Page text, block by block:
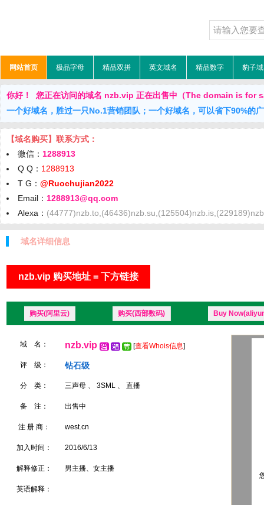
网站首页 极品字母 精品双拼 英文域名 精品数字 豹子
你好！ 您正在访问的域名 nzb.vip 正在出售中（The domain is for
一个好域名，胜过一只No.1营销团队；一个好域名，可以省下90%的
【域名购买】联系方式：
微信： 1288913
Q Q： 1288913
T G： @Ruochujian2022
Email： 1288913@qq.com
Alexa：
域名详细信息
nzb.vip 购买地址 = 下方链接
购买(阿里云) 购买(西部数码) Buy
域 名： nzb.vip [查看Whois信息]
评 级： 钻石级
分 类： 三声母 、 3SML 、 直播
备 注： 出售中
注 册 商： west.cn
加入时间： 2016/6/13
解释修正： 男主播、女主播
英语解释：